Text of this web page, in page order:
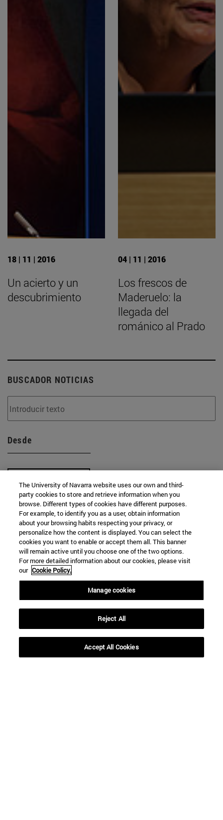
18 | 11 | 2016
Un acierto y un
descubrimiento
04 | 11 | 2016
Los frescos de
Maderuelo: la
llegada del
románico al Prado
BUSCADOR NOTICIAS
Desde
Hasta
BUSCAR
The University of Navarra website uses our own and third-
party cookies to store and retrieve information when you
browse. Different types of cookies have different purposes.
For example, to identify you as a user, obtain information
about your browsing habits respecting your privacy, or
personalize how the content is displayed. You can select the
cookies you want to enable or accept them all. This banner
will remain active until you choose one of the two options.
For more detailed information about our cookies, please visit
our Cookie Policy.
Manage cookies
Reject All
Accept All Cookies